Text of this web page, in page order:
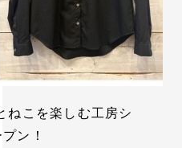
ねこを楽しむ工房シ
ン！